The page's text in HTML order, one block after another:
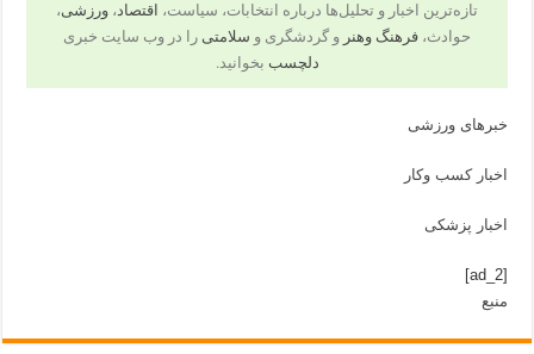
تازه‌ترین اخبار و تحلیل‌ها درباره انتخابات، سیاست، اقتصاد، ورزشی،
حوادث، فرهنگ وهنر و گردشگری و سلامتی را در وب سایت خبری
دلچسب بخوانید.
خبرهای ورزشی
اخبار کسب وکار
اخبار پزشکی
[ad_2]
منبع